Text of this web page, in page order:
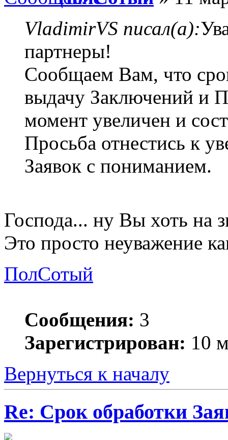
VladimirVS писал(а):
партнеры!
Сообщаем Вам, что
выдачу Заключений и
момент увеличен и
Просьба отнестись к
Заявок с пониманием.
Господа... ну Вы хоть на
Это просто неуважение
ПолСотый
Сообщения: 3
Зарегистрирован: 10
Вернуться к началу
Re: Срок обработки